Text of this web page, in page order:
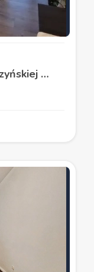
2pok, 36met, Okolice Grabiszyńskiej PIWNICA/WINDA (Wrocław)